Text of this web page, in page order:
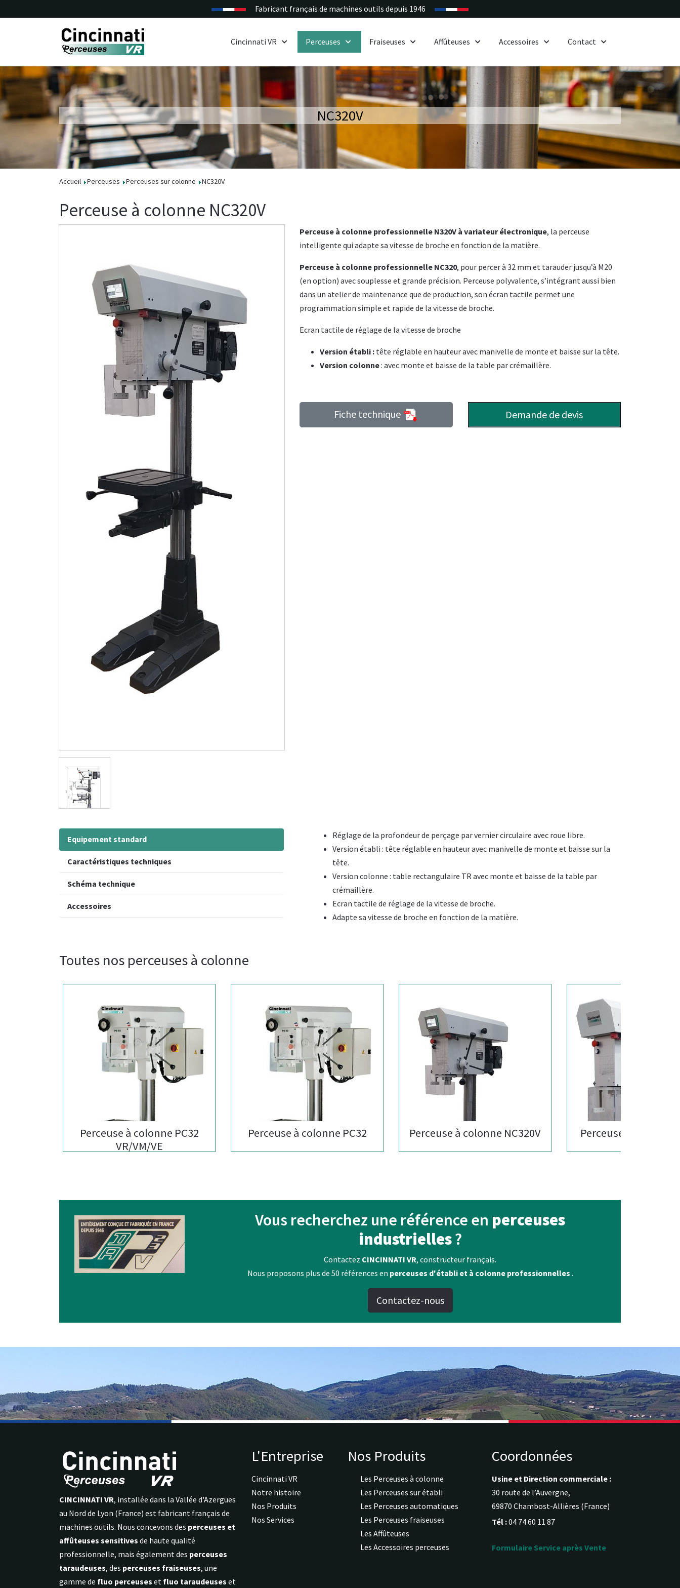
Fabricant français de machines outils depuis 1946
Cincinnati VR Perceuses Fraiseuses Affûteuses Accessoires Contact
NC320V
Accueil Perceuses Perceuses sur colonne NC320V
Perceuse à colonne NC320V
Perceuse à colonne professionnelle N320V à variateur électronique, la perceuse
intelligente qui adapte sa vitesse de broche en fonction de la matière.
Perceuse à colonne professionnelle NC320, pour percer à 32 mm et tarauder jusqu’à M20
(en option) avec souplesse et grande précision. Perceuse polyvalente, s’intégrant aussi bien
dans un atelier de maintenance que de production, son écran tactile permet une
programmation simple et rapide de la vitesse de broche.
Ecran tactile de réglage de la vitesse de broche
Version établi : tête réglable en hauteur avec manivelle de monte et baisse sur la tête.
Version colonne: avec monte et baisse de la table par crémaillère.
Fiche technique Demande de devis
Equipement standard
Caractéristiques techniques
Schéma technique
Accessoires
Réglage de la profondeur de perçage par vernier circulaire avec roue libre.
Version établi : tête réglable en hauteur avec manivelle de monte et baisse sur la
tête.
Version colonne : table rectangulaire TR avec monte et baisse de la table par
crémaillère.
Ecran tactile de réglage de la vitesse de broche.
Adapte sa vitesse de broche en fonction de la matière.
Toutes nos perceuses à colonne
Perceuse à colonne PC32
VR/VM/VE
Perceuse à colonne PC32 Perceuse à colonne NC320V Perceuse à colonne NC320
Vous recherchez une référence en perceuses
industrielles?
Contactez CINCINNATI VR, constructeur français.
Nous proposons plus de 50 références en perceuses d'établi et à colonne professionnelles .
Contactez-nous
CINCINNATI VR, installée dans la Vallée d'Azergues
au Nord de Lyon (France) est fabricant français de
machines outils. Nous concevons des perceuses et
affûteuses sensitives de haute qualité
professionnelle, mais également des perceuses
taraudeuses, des perceuses fraiseuses, une
gamme de fluo perceuses et fluo taraudeuses et
L'Entreprise
Cincinnati VR
Notre histoire
Nos Produits
Nos Services
Nos Produits
Les Perceuses à colonne
Les Perceuses sur établi
Les Perceuses automatiques
Les Perceuses fraiseuses
Les Affûteuses
Les Accessoires perceuses
Coordonnées
Usine et Direction commerciale :
30 route de l’Auvergne,
69870 Chambost-Allières (France)
Tél :04 74 60 11 87
Formulaire Service après Vente